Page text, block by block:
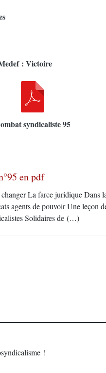
: Victoire
syndicaliste 95
en pdf
La farce juridique Dans
agents de pouvoir Une leçon
Solidaires de (…)
!